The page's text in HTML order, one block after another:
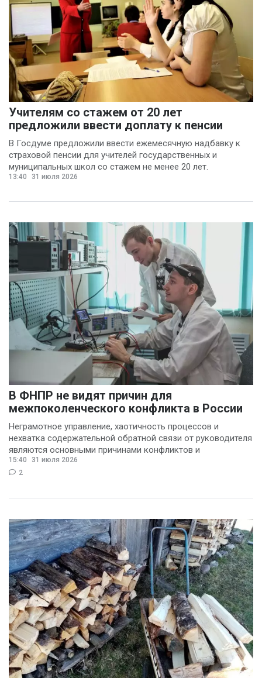
Учителям со стажем от 20 лет
предложили ввести доплату к пенсии
В Госдуме предложили ввести ежемесячную надбавку к
страховой пенсии для учителей государственных и
муниципальных школ со стажем не менее 20 лет.
13:40 31 июля 2026
В ФНПР не видят причин для
межпоколенческого конфликта в России
Неграмотное управление, хаотичность процессов и
нехватка содержательной обратной связи от руководителя
являются основными причинами конфликтов и
раздражения в
15:40
31 июля 2026
2